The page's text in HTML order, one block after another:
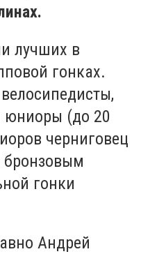
лучших в
гонках.
юниоры (до 20
черниговец
гонки
Андрей